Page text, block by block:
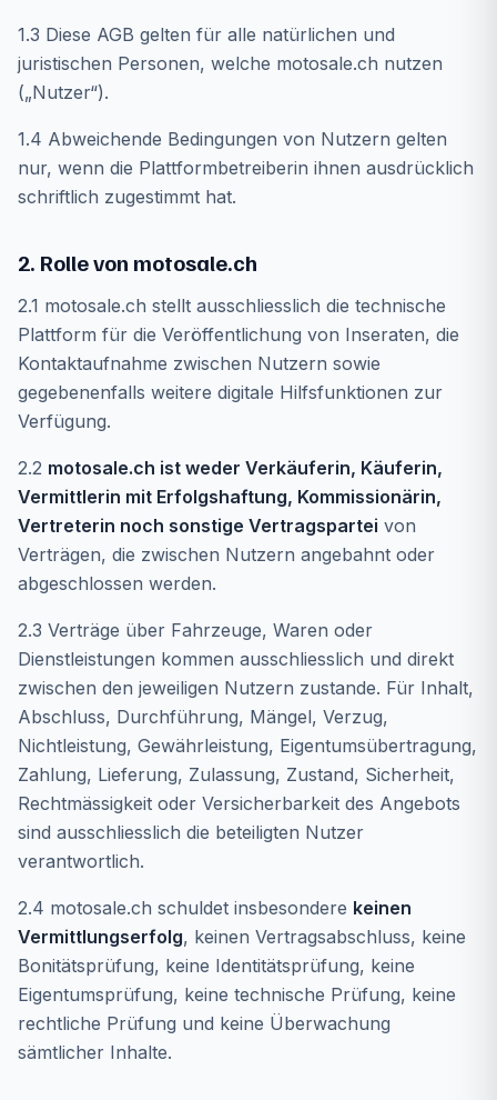
1.3 Diese AGB gelten für alle natürlichen und
juristischen Personen, welche motosale.ch nutzen
(„Nutzer“).
1.4 Abweichende Bedingungen von Nutzern gelten
nur, wenn die Plattformbetreiberin ihnen ausdrücklich
schriftlich zugestimmt hat.
2. Rolle von motosale.ch
2.1 motosale.ch stellt ausschliesslich die technische
Plattform für die Veröffentlichung von Inseraten, die
Kontaktaufnahme zwischen Nutzern sowie
gegebenenfalls weitere digitale Hilfsfunktionen zur
Verfügung.
2.2 motosale.ch ist weder Verkäuferin, Käuferin,
Vermittlerin mit Erfolgshaftung, Kommissionärin,
Vertreterin noch sonstige Vertragspartei von
Verträgen, die zwischen Nutzern angebahnt oder
abgeschlossen werden.
2.3 Verträge über Fahrzeuge, Waren oder
Dienstleistungen kommen ausschliesslich und direkt
zwischen den jeweiligen Nutzern zustande. Für Inhalt,
Abschluss, Durchführung, Mängel, Verzug,
Nichtleistung, Gewährleistung, Eigentumsübertragung,
Zahlung, Lieferung, Zulassung, Zustand, Sicherheit,
Rechtmässigkeit oder Versicherbarkeit des Angebots
sind ausschliesslich die beteiligten Nutzer
verantwortlich.
2.4 motosale.ch schuldet insbesondere keinen
Vermittlungserfolg, keinen Vertragsabschluss, keine
Bonitätsprüfung, keine Identitätsprüfung, keine
Eigentumsprüfung, keine technische Prüfung, keine
rechtliche Prüfung und keine Überwachung
sämtlicher Inhalte.